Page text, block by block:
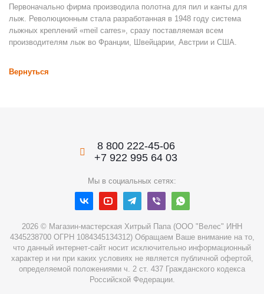
Первоначально фирма производила полотна для пил и канты для
лыж. Революционным стала разработанная в 1948 году система
лыжных креплений «meil carres», сразу поставляемая всем
производителям лыж во Франции, Швейцарии, Австрии и США.
Вернуться
8 800 222-45-06
+7 922 995 64 03
Мы в социальных сетях:
2026 © Магазин-мастерская Хитрый Папа (ООО "Велес" ИНН
4345238700 ОГРН 1084345134312) Обращаем Ваше внимание на то,
что данный интернет-сайт носит исключительно информационный
характер и ни при каких условиях не является публичной офертой,
определяемой положениями ч. 2 ст. 437 Гражданского кодекса
Российской Федерации.